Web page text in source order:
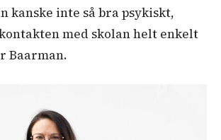
kanske inte så bra psykiskt,
med skolan helt enkelt
Baarman.